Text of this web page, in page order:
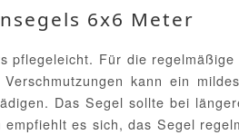
6x6 Meter
pflegeleicht. Für die
kann ein
Das Segel sollte bei
es sich, das Segel